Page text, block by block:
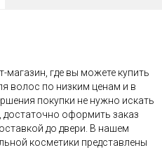
магазин, где вы можете купить
волос по низким ценам и в
покупки не нужно искать
достаточно оформить заказ
до двери. В нашем
косметики представлены